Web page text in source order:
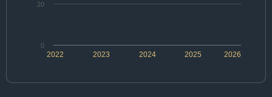
2022 2024 2026
2023 2025
0
20